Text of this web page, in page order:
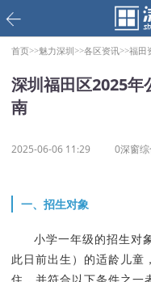
首页>>魅力深圳>>各区资讯>>福田
深圳福田区2025年
南
2025-06-06 11:29 0深窗综
一、招生对象
小学一年级的招生对
此日前出生）的适龄儿童
住，并符合以下条件之